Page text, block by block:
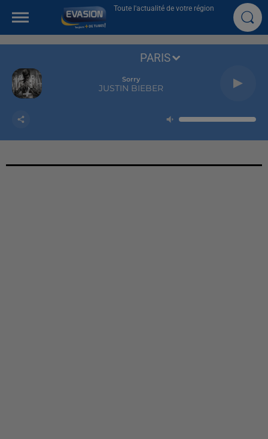
Toute l'actualité de votre région
Sorry
JUSTIN BIEBER
PARIS